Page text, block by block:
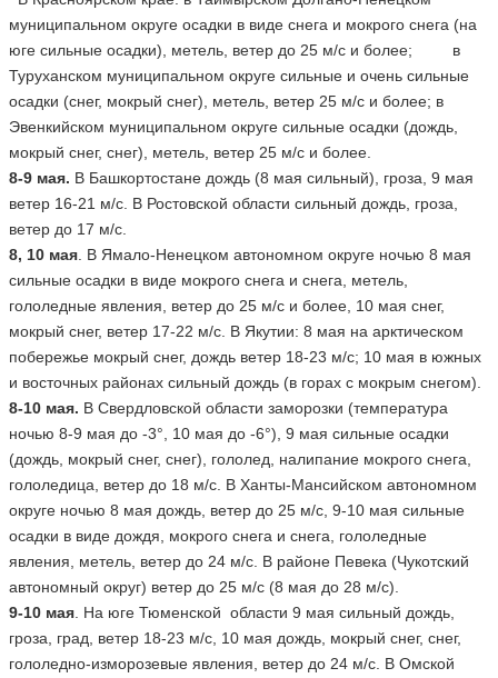
муниципальном округе осадки в виде снега и мокрого снега (на
юге сильные осадки), метель, ветер до 25 м/с и более; в
Туруханском муниципальном округе сильные и очень сильные
осадки (снег, мокрый снег), метель, ветер 25 м/с и более; в
Эвенкийском муниципальном округе сильные осадки (дождь,
мокрый снег, снег), метель, ветер 25 м/с и более.
8-9 мая. В Башкортостане дождь (8 мая сильный), гроза, 9 мая
ветер 16-21 м/с. В Ростовской области сильный дождь, гроза,
ветер до 17 м/с.
8, 10 мая. В Ямало-Ненецком автономном округе ночью 8 мая
сильные осадки в виде мокрого снега и снега, метель,
гололедные явления, ветер до 25 м/с и более, 10 мая снег,
мокрый снег, ветер 17-22 м/с. В Якутии: 8 мая на арктическом
побережье мокрый снег, дождь ветер 18-23 м/с; 10 мая в южных
и восточных районах сильный дождь (в горах с мокрым снегом).
8-10 мая. В Свердловской области заморозки (температура
ночью 8-9 мая до -3°, 10 мая до -6°), 9 мая сильные осадки
(дождь, мокрый снег, снег), гололед, налипание мокрого снега,
гололедица, ветер до 18 м/с. В Ханты-Мансийском автономном
округе ночью 8 мая дождь, ветер до 25 м/с, 9-10 мая сильные
осадки в виде дождя, мокрого снега и снега, гололедные
явления, метель, ветер до 24 м/с. В районе Певека (Чукотский
автономный округ) ветер до 25 м/с (8 мая до 28 м/с).
9-10 мая. На юге Тюменской области 9 мая сильный дождь,
гроза, град, ветер 18-23 м/с, 10 мая дождь, мокрый снег, снег,
гололедно-изморозевые явления, ветер до 24 м/с. В Омской